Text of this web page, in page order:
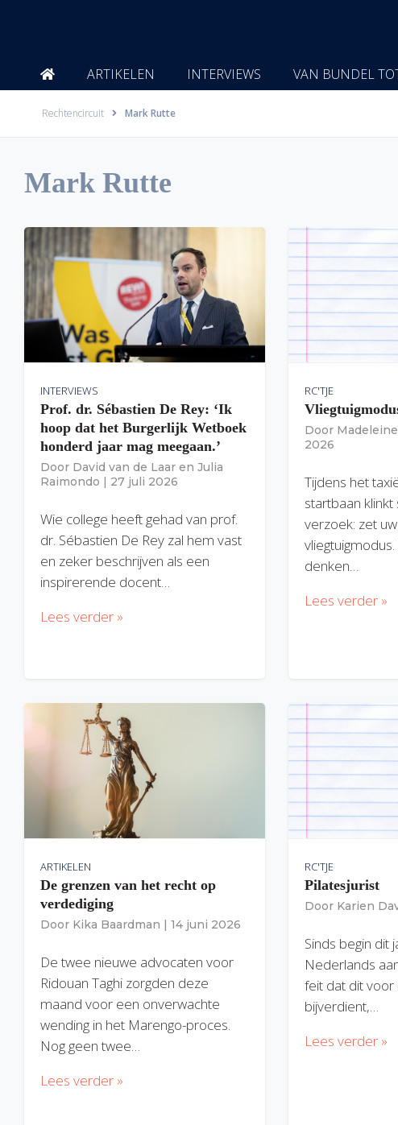
ARTIKELEN INTERVIEWS VAN BUNDEL
Rechtencircuit Mark Rutte
Mark Rutte
INTERVIEWS
Prof. dr. Sébastien De Rey: ‘Ik
hoop dat het Burgerlijk Wetboek
honderd jaar mag meegaan.’
Door David van de Laar en Julia
Raimondo | 27 juli 2026
Wie college heeft gehad van prof.
dr. Sébastien De Rey zal hem vast
en zeker beschrijven als een
inspirerende docent…
Lees verder »
RC'TJE
Door
2026
Tijdens het
startbaan
verzoek: zet
denken…
Lees verder »
ARTIKELEN
De grenzen van het recht op
verdediging
Door Kika Baardman | 14 juni 2026
De twee nieuwe advocaten voor
Ridouan Taghi zorgden deze
maand voor een onverwachte
wending in het Marengo-proces.
Nog geen twee…
Lees verder »
RC'TJE
Pilatesjurist
Door Karien
Sinds begin dit
Nederlands
feit dat dit
bijverdient,…
Lees verder »